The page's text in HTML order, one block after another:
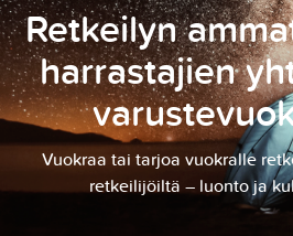
Retkeilyn
harrastajien
Vuokraa tai tarjoa vuokralle
retkeilijöiltä – luonto ja